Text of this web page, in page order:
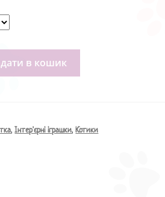
в кошик
,Інтер'єрні іграшки,Котики